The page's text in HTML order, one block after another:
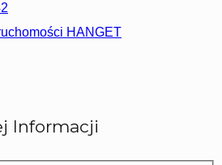
HANGET
Informacji